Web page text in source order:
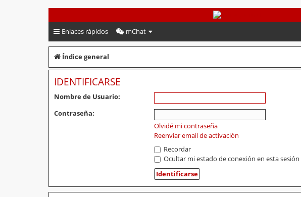
PeruVoley.com
Enlaces rápidos mChat
Índice general
IDENTIFICARSE
Nombre de Usuario:
Contraseña:
Olvidé mi contraseña
Reenviar email de activación
Recordar
Ocultar mi estado de conexión en esta sesión